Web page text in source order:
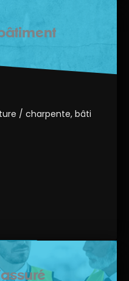
/ charpente, bâti